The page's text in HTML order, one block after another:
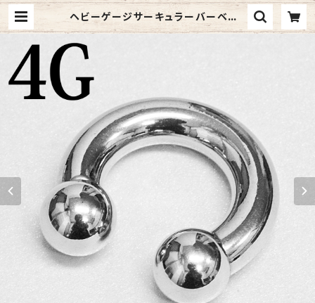
ヘビーゲージサーキュラーバーベル4
G(SCB-HIG-4G-SS) | 4ages